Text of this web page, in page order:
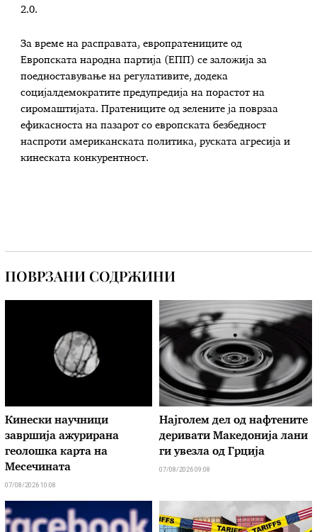
2.0.
За време на расправата, европратениците од
Европската народна партија (ЕПП) се заложија за
поедноставување на регулативите, додека
социјалдемократите предупредија на порастот на
сиромаштијата. Пратениците од зелените ја поврзаа
ефикасноста на пазарот со европската безбедност
наспроти американската политика, руската агресија и
кинеската конкурентност.
ПОВРЗАНИ СОДРЖИНИ
Кинески научници
завршија ажурирана
геолошка карта на
Месечината
07/08/2026 10:08
Најголем дел од нафтените
деривати Македонија лани
ги увезла од Грција
07/08/2026 09:08